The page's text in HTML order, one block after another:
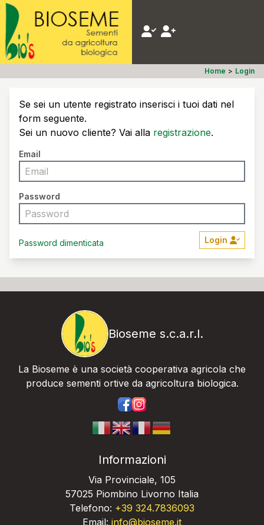
Home > Login
Se sei un utente registrato inserisci i tuoi dati nel
form seguente.
Sei un nuovo cliente? Vai alla registrazione.
Email
Password
Password dimenticata Login
Bioseme s.c.a.r.l.
La Bioseme è una società cooperativa agricola che
produce sementi ortive da agricoltura biologica.
Informazioni
Via Provinciale, 105
57025 Piombino Livorno Italia
Telefono: +39 324.7836093
Email: info@bioseme.it